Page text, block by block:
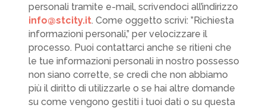
personali tramite e-mail, scrivendoci all’indirizzo
info@stcity.it. Come oggetto scrivi: ”Richiesta
informazioni personali‚” per velocizzare il
processo. Puoi contattarci anche se ritieni che
le tue informazioni personali in nostro possesso
non siano corrette, se credi che non abbiamo
più il diritto di utilizzarle o se hai altre domande
su come vengono gestiti i tuoi dati o su questa